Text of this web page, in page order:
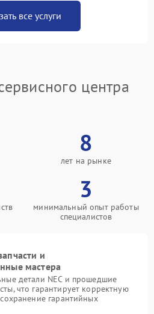
все услуги
центра
8
лет на рынке
3
минимальный опыт работы
специалистов
и
мастера
детали NEC и прошедшие
что гарантирует корректную
гарантийных